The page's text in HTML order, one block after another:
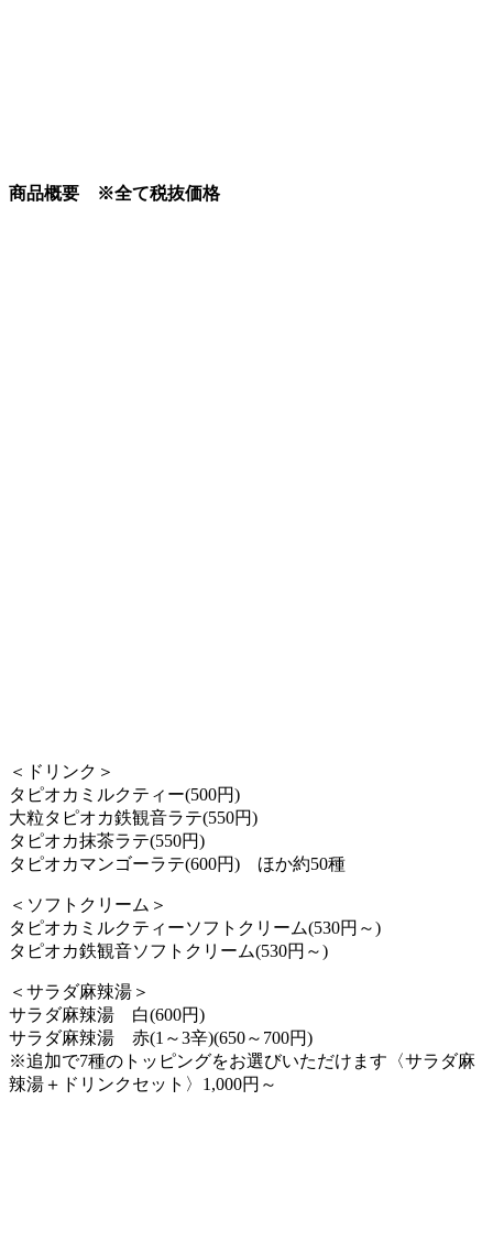
商品概要 ※全て税抜価格
＜ドリンク＞
タピオカミルクティー(500円)
大粒タピオカ鉄観音ラテ(550円)
タピオカ抹茶ラテ(550円)
タピオカマンゴーラテ(600円) ほか約50種
＜ソフトクリーム＞
タピオカミルクティーソフトクリーム(530円～)
タピオカ鉄観音ソフトクリーム(530円～)
＜サラダ麻辣湯＞
サラダ麻辣湯 白(600円)
サラダ麻辣湯 赤(1～3辛)(650～700円)
※追加で7種のトッピングをお選びいただけます〈サラダ麻
辣湯＋ドリンクセット〉1,000円～